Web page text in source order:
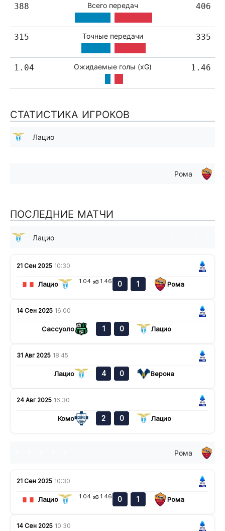
388 Всего передач 406
315 Точные передачи 335
1.04 Ожидаемые голы (xG) 1.46
СТАТИСТИКА ИГРОКОВ
Лацио
Рома
ПОСЛЕДНИЕ МАТЧИ
Лацио
21 Сен 2025 10:30
Лацио 1.04 xG 1.46 0 1 Рома
14 Сен 2025 16:00
Сассуоло 1 0 Лацио
31 Авг 2025 18:45
Лацио 4 0 Верона
24 Авг 2025 16:30
Комо 2 0 Лацио
Рома
21 Сен 2025 10:30
Лацио 1.04 xG 1.46 0 1 Рома
14 Сен 2025 10:30